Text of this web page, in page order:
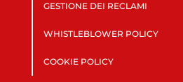
GESTIONE DEI RECLAMI
WHISTLEBLOWER POLICY
COOKIE POLICY